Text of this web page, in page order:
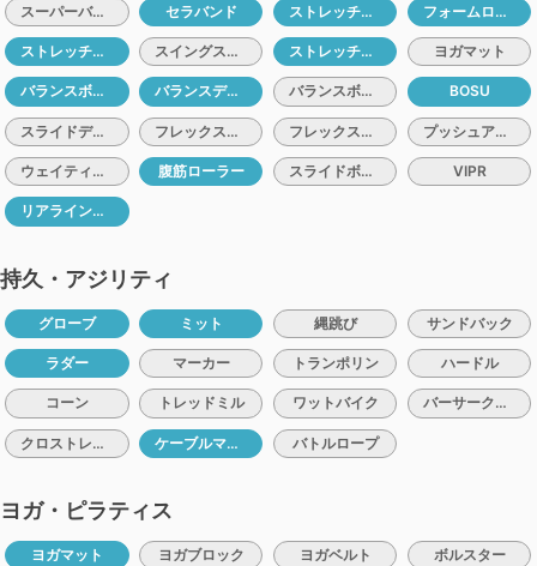
スーパーバンド セラバンド ストレッチポール フォームローラー
ストレッチポールハーフ スイングストレッチ ストレッチマット ヨガマット
バランスボール バランスディスク バランスボード BOSU
スライドディスク（バルスライド） フレックスクッション フレックスバレル プッシュアップバー
ウェイティングベルト 腹筋ローラー スライドボード VIPR
リアラインコア
持久・アジリティ
グローブ ミット 縄跳び サンドバック
ラダー マーカー トランポリン ハードル
コーン トレッドミル ワットバイク バーサークライマー
クロストレーナー ケーブルマシン バトルロープ
ヨガ・ピラティス
ヨガマット ヨガブロック ヨガベルト ボルスター